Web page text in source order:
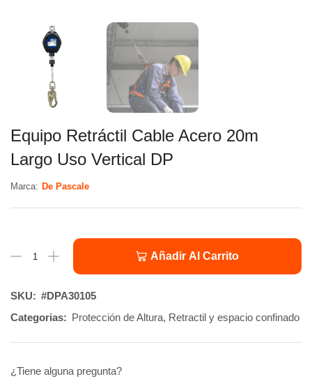
Equipo Retráctil Cable Acero 20m
Largo Uso Vertical DP
Marca: De Pascale
Añadir Al Carrito
SKU: #DPA30105
Categorias: Protección de Altura, Retractil y espacio confinado
¿Tiene alguna pregunta?